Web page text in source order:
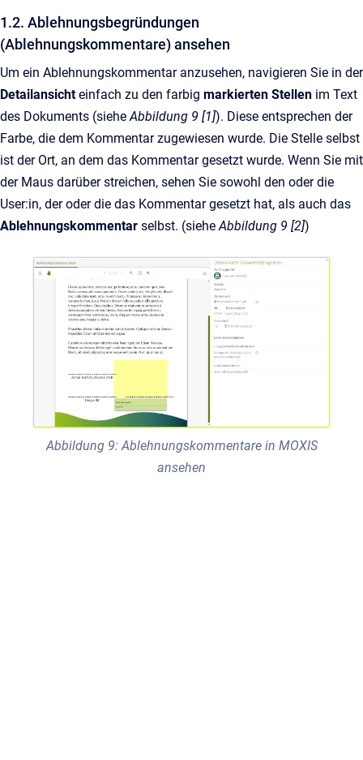
1.2. Ablehnungsbegründungen
(Ablehnungskommentare) ansehen
Um ein Ablehnungskommentar anzusehen, navigieren Sie in der
Detailansichteinfach zu den farbig markierten Stellen im Text
des Dokuments (siehe Abbildung 9 [1]). Diese entsprechen der
Farbe, die dem Kommentar zugewiesen wurde. Die Stelle selbst
ist der Ort, an dem das Kommentar gesetzt wurde. Wenn Sie mit
der Maus darüber streichen, sehen Sie sowohl den oder die
User:in, der oder die das Kommentar gesetzt hat, als auch das
Ablehnungskommentar selbst. (siehe Abbildung 9 [2])
Abbildung 9: Ablehnungskommentare in MOXIS
ansehen